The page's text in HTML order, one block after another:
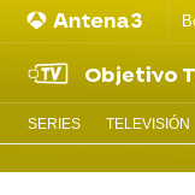
Objetivo
SERIES TELEVISIÓN